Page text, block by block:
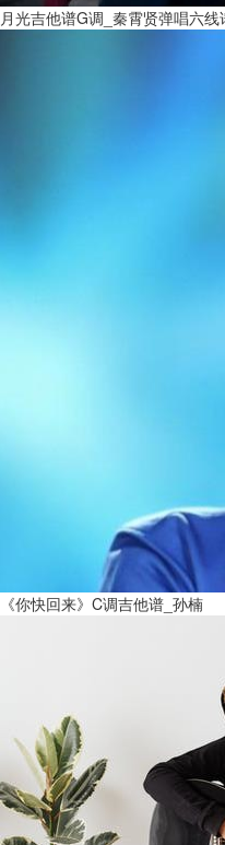
月光吉他谱G调_秦霄贤弹唱六
《你快回来》C调吉他谱_孙楠